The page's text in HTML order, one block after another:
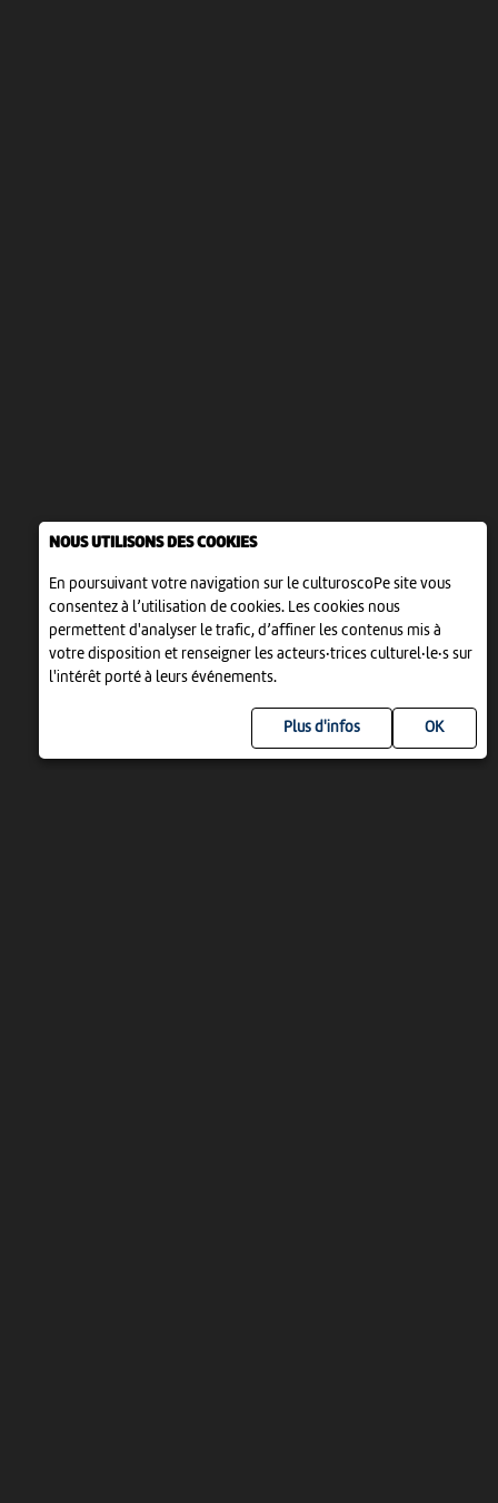
NOUS UTILISONS DES COOKIES
En poursuivant votre navigation sur le culturoscoPe site vous
consentez à l’utilisation de cookies. Les cookies nous
permettent d'analyser le trafic, d’affiner les contenus mis à
votre disposition et renseigner les acteurs·trices culturel·le·s sur
l'intérêt porté à leurs événements.
Plus d'infos